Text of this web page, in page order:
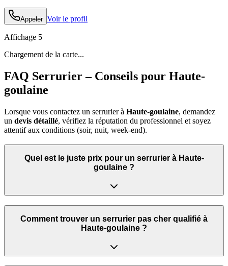
Appeler Voir le profil
Affichage 5
Chargement de la carte...
FAQ Serrurier – Conseils pour Haute-
goulaine
Lorsque vous contactez un serrurier à Haute-goulaine, demandez
un devis détaillé, vérifiez la réputation du professionnel et soyez
attentif aux conditions (soir, nuit, week‑end).
Quel est le juste prix pour un serrurier à Haute-
goulaine ?
Comment trouver un serrurier pas cher qualifié à
Haute-goulaine ?